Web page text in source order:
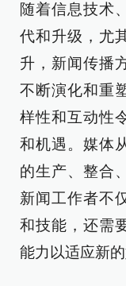
随着信息技术
代和升级，尤
升，新闻传播
不断演化和重
样性和互动性
和机遇。媒体
的生产、整合
新闻工作者不
和技能，还需
能力以适应新的